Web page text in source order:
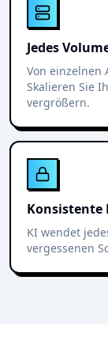
Jedes
Von einzelnen
Skalieren Sie
vergrößern.
Konsistente
KI wendet
vergessenen